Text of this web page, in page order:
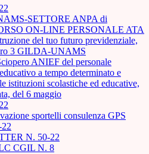
SETTORE ANPA di
ON-LINE PERSONALE ATA
del tuo futuro previdenziale,
3 GILDA-UNAMS
ANIEF del personale
a tempo determinato e
istituzioni scolastiche ed educative,
del 6 maggio
sportelli consulenza GPS
N. 50-22
CGIL N. 8